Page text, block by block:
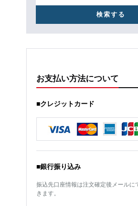
お支払い方法について
■クレジットカード
■銀行振り込み
振込先口座情報は注文確定後メールに
きます。